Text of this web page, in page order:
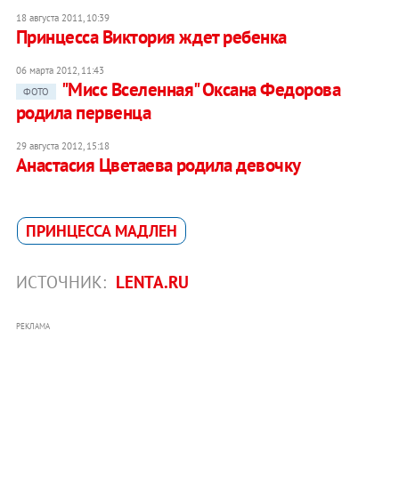
18 августа 2011, 10:39
Принцесса Виктория ждет ребенка
06 марта 2012, 11:43
ФОТО
"Мисс Вселенная" Оксана Федорова
родила первенца
29 августа 2012, 15:18
Анастасия Цветаева родила девочку
ПРИНЦЕССА МАДЛЕН
ИСТОЧНИК: LENTA.RU
РЕКЛАМА